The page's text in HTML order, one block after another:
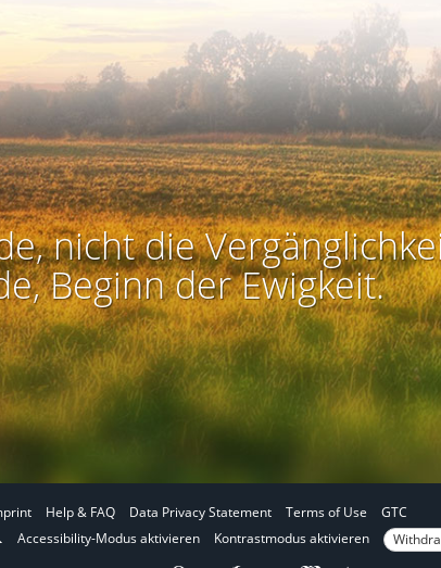
nicht die
Beginn der Ewigkeit.
Help & FAQ Data Privacy Statement Terms of Use
GTC
IAccessibility-Modus aktivieren
IKontrastmodus aktivieren